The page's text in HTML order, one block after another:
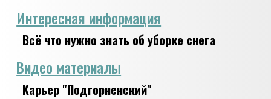
Интересная информация
Всё что нужно знать об уборке снега
Видео материалы
Карьер "Подгорненский"